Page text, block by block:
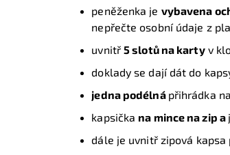
peněženka je vybavena
nepřečte osobní údaje z
uvnitř5 slotů na kartyv
doklady se dají dát do
jedna podélná přihrádka na
kapsička na mince na zip a
dále je uvnitř zipová